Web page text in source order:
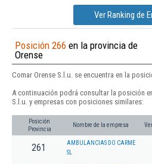
Ver Ranking de
Posición 266 en la provincia de
Orense
Comar Orense S.l.u. se encuentra en la
A continuación podrá consultar la posición
S.l.u. y empresas con posiciones similares:
Posición
Provincia
Nombre de la empresa
261
AMBULANCIAS DO CARME
SL